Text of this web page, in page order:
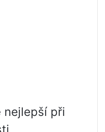
nejlepší při